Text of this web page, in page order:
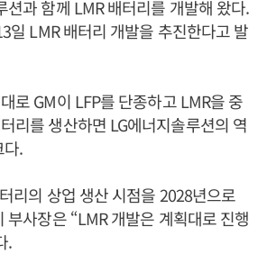
션과 함께 LMR 배터리를 개발해 왔다.
일 LMR 배터리 개발을 추진한다고 발
로 GM이 LFP를 단종하고 LMR을 중
리를 생산하면 LG에너지솔루션의 역
다.
리의 상업 생산 시점을 2028년으로
부사장은 “LMR 개발은 계획대로 진행
.